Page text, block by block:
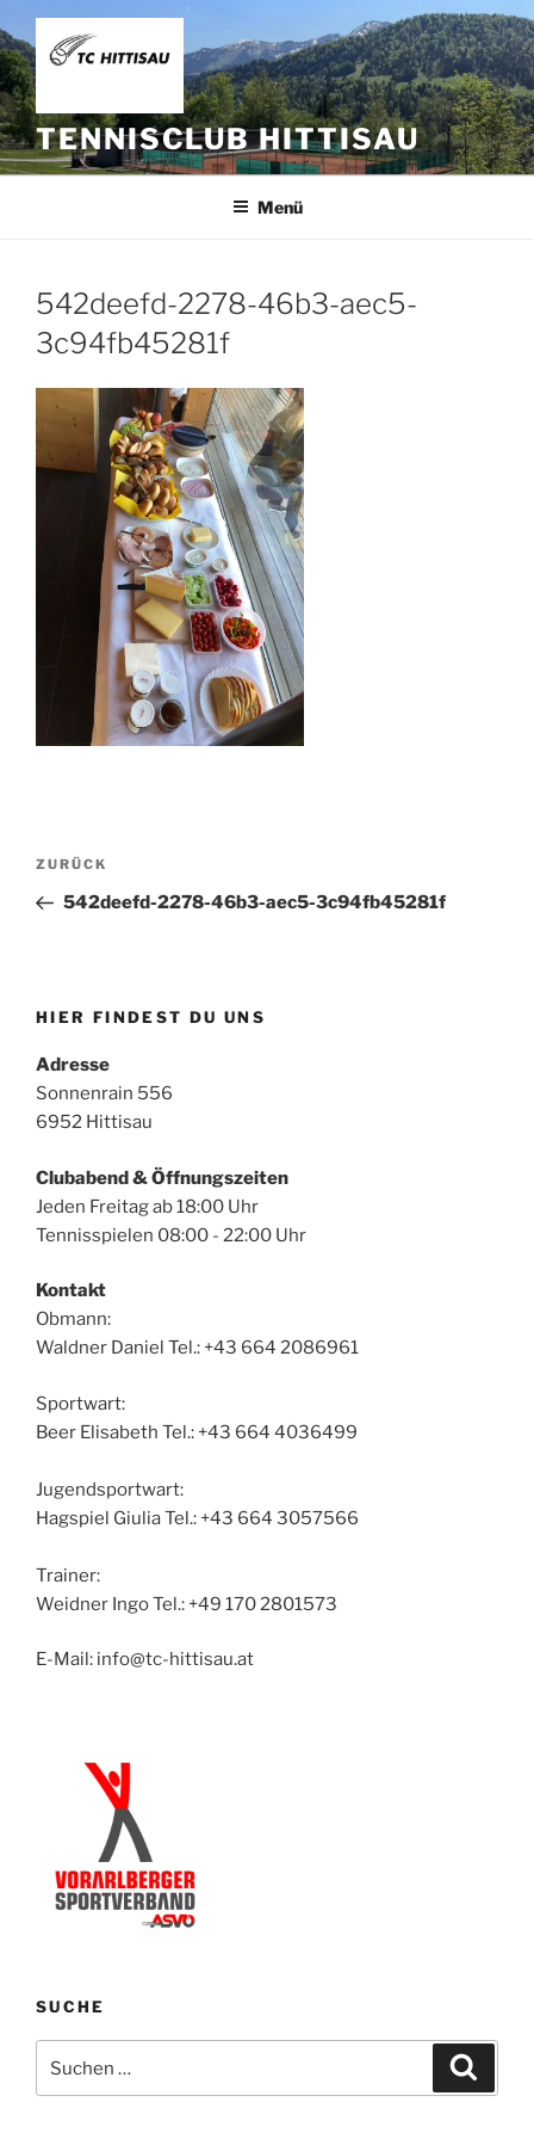
Zum
Inhalt
springen
TENNISCLUB HITTISAU
Menü
542deefd-2278-46b3-aec5-
3c94fb45281f
Beitragsnavigation
Vorheriger
Beitrag
ZURÜCK
542deefd-2278-46b3-aec5-3c94fb45281f
HIER FINDEST DU UNS
Adresse
Sonnenrain 556
6952 Hittisau
Clubabend & Öffnungszeiten
Jeden Freitag ab 18:00 Uhr
Tennisspielen 08:00 - 22:00 Uhr
Kontakt
Obmann:
Waldner Daniel Tel.: +43 664 2086961
Sportwart:
Beer Elisabeth Tel.: +43 664 4036499
Jugendsportwart:
Hagspiel Giulia Tel.: +43 664 3057566
Trainer:
Weidner Ingo Tel.: +49 170 2801573
E-Mail: info@tc-hittisau.at
SUCHE
nach: